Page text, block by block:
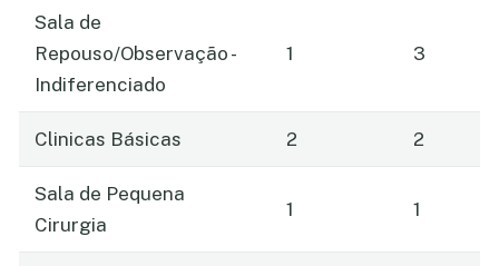
Sala de
Repouso/Observação -
Indiferenciado
1 3
Clinicas Básicas 2 2
Sala de Pequena
Cirurgia
1 1